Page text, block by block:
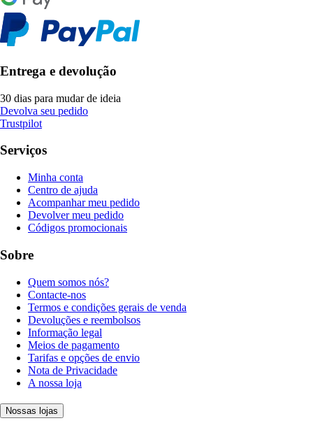
Entrega e devolução
30 dias para mudar de ideia
Devolva seu pedido
Trustpilot
Serviços
Minha conta
Centro de ajuda
Acompanhar meu pedido
Devolver meu pedido
Códigos promocionais
Sobre
Quem somos nós?
Contacte-nos
Termos e condições gerais de venda
Devoluções e reembolsos
Informação legal
Meios de pagamento
Tarifas e opções de envio
Nota de Privacidade
A nossa loja
Nossas lojas